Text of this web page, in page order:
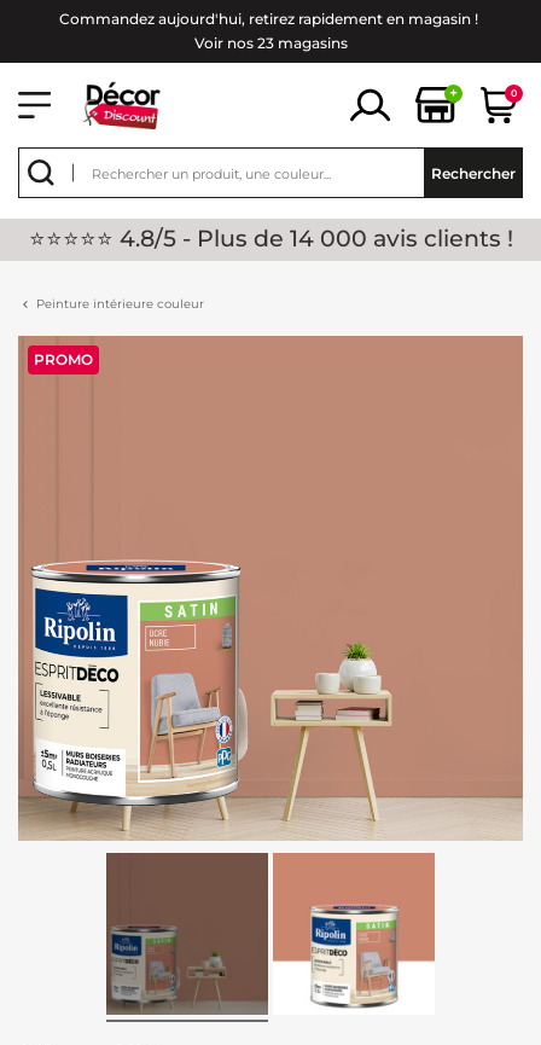
Commandez aujourd'hui, retirez rapidement en magasin !
Voir nos 23 magasins
+ 0
Rechercher
⭐⭐⭐⭐⭐ 4.8/5 - Plus de 14 000 avis clients !
Peinture intérieure couleur
PROMO